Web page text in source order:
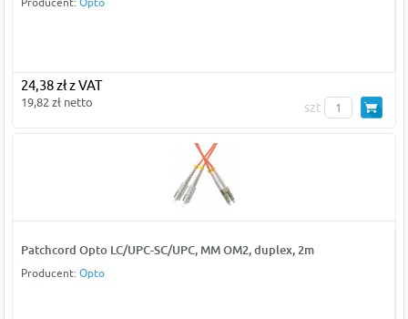
24,38 zł z VAT
19,82 zł netto szt
Patchcord Opto LC/UPC-SC/UPC, MM OM2, duplex, 2m
Producent: Opto